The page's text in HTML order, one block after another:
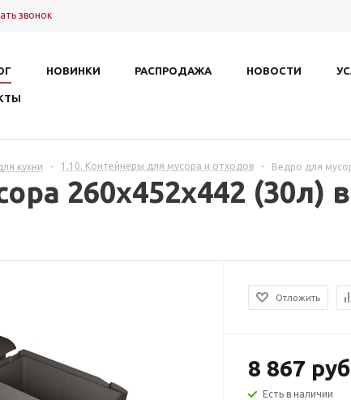
звонок
НОВИНКИ РАСПРОДАЖА НОВОСТИ
кухни - 1.10. Контейнеры для мусора и отходов - Ведро для
260x452x442 (30л)
Отложить
8 867
Есть в наличии